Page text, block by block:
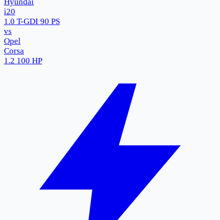
i20
1.0 T-GDI 90 PS
vs
Opel
Corsa
1.2 100 HP